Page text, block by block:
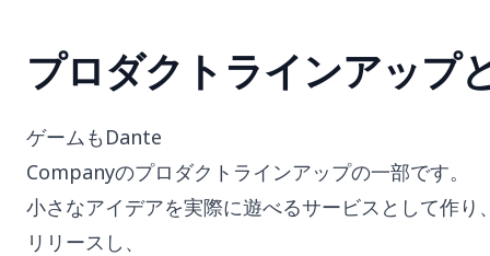
プロダクトラインアップ
ゲームもDante
Companyのプロダクトラインアップの一部です。
小さなアイデアを実際に遊べるサービスとして作り
リリースし、